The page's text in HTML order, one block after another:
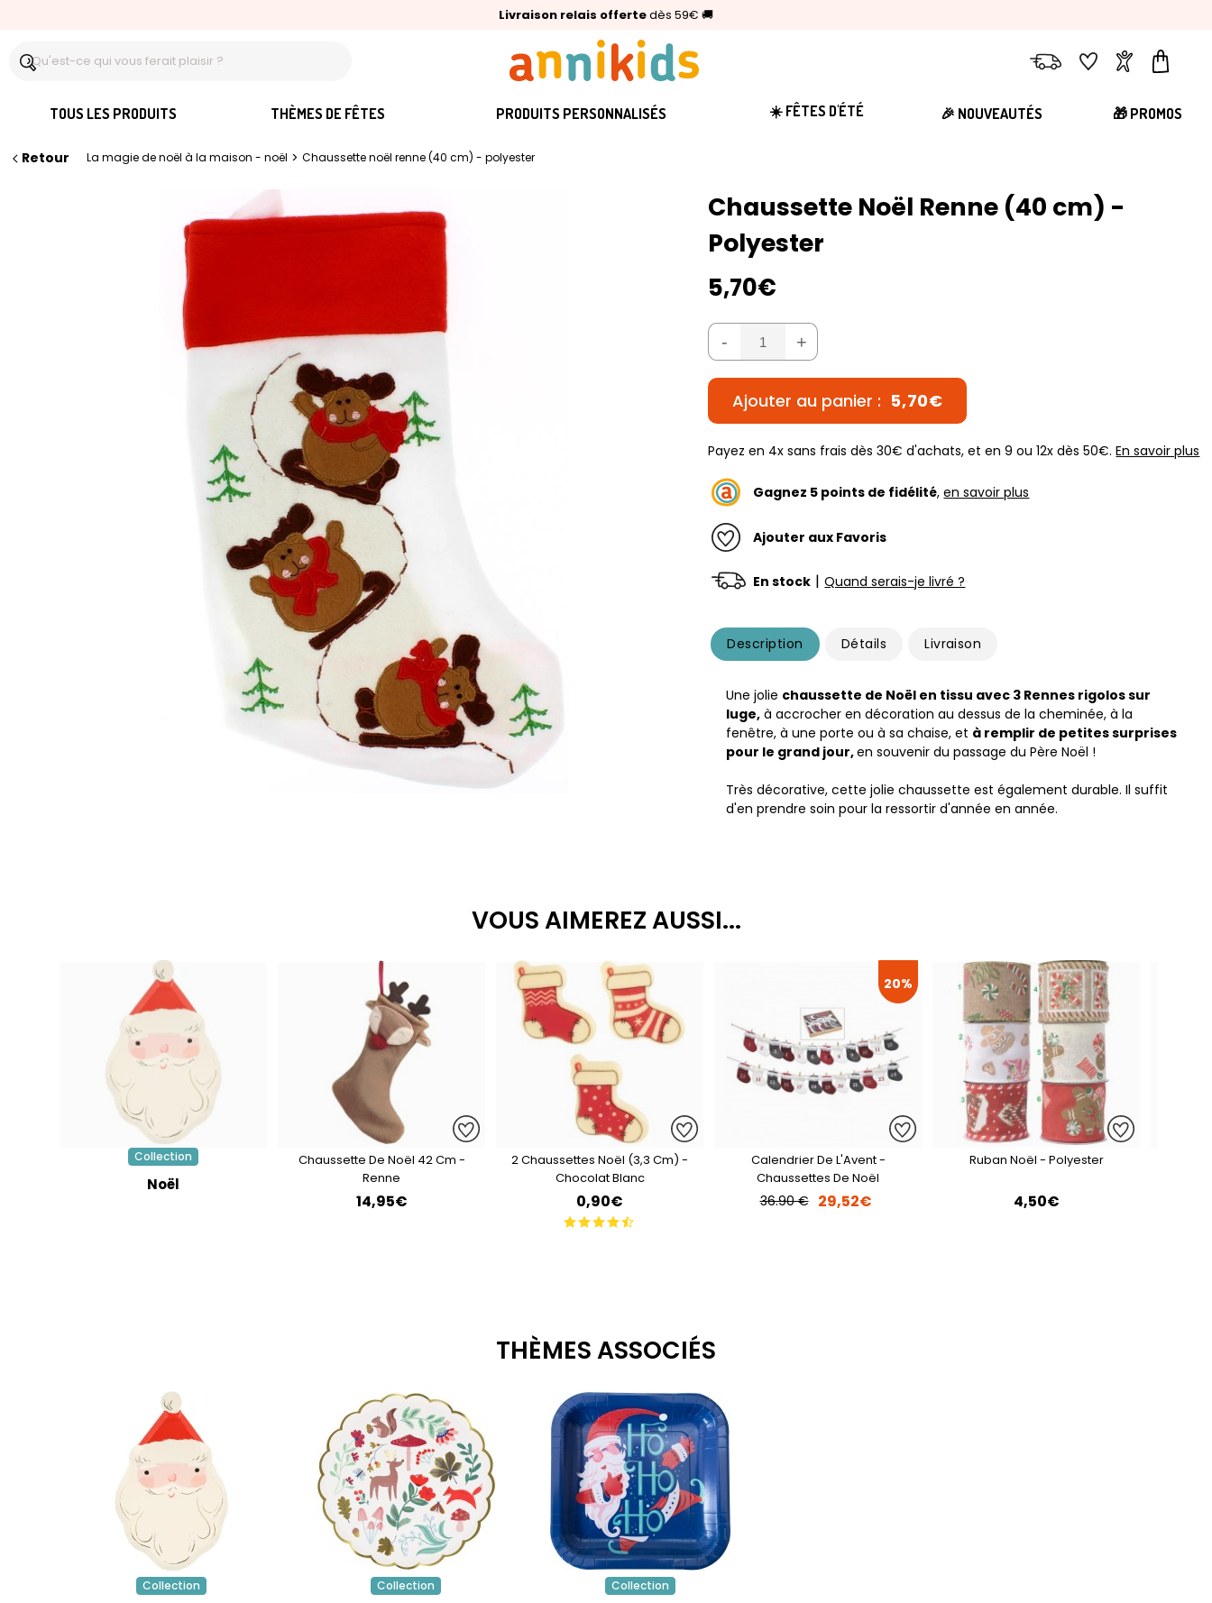
Livraison relais offertedès 59€ 🚚
🥇Palmarès Capital 2025 :Annikids N°1
⭐⭐⭐⭐⭐4,6/5(24 000 avis clients)
LivraisonFavorisComptePanier
TOUS LES PRODUITS THÈMES DE FÊTES PRODUITS PERSONNALISÉS ☀️ FÊTES D'ÉTÉ 🎉 NOUVEAUTÉS 🎁 PROMOS
Retour La magie de noël à la maison - noël > Chaussette noël renne (40 cm) - polyester
Chaussette Noël Renne (40 cm) -
Polyester
5,70€
- +
Ajouter au panier : 5,70€
Payez en 4x sans frais dès 30€ d'achats, et en 9 ou 12x dès 50€.En savoir plus
Gagnez 5 points de fidélité,en savoir plus
Ajouter aux Favoris
En stock | Quand serais-je livré ?
Description Détails Livraison
Une jolie chaussette de Noël en tissu avec 3 Rennes rigolos sur
luge, à accrocher en décoration au dessus de la cheminée, à la
fenêtre, à une porte ou à sa chaise, et à remplir de petites surprises
pour le grand jour,en souvenir du passage du Père Noël !
Très décorative, cette jolie chaussette est également durable. Il suffit
d'en prendre soin pour la ressortir d'année en année.
VOUS AIMEREZ AUSSI...
Collection
Noël
Chaussette De Noël 42 Cm -
Renne
14,95€
2 Chaussettes Noël (3,3 Cm) -
Chocolat Blanc
0,90€
20%
Calendrier De L'Avent -
Chaussettes De Noël
36.90 € 29,52€
Ruban Noël - Polyester
4,50€
THÈMES ASSOCIÉS
Collection Collection Collection